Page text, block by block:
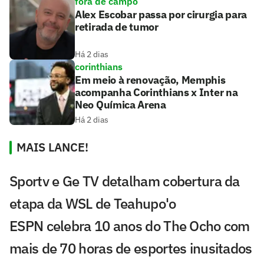
Alex Escobar passa por cirurgia para
retirada de tumor
Há 2 dias
corinthians
Em meio à renovação, Memphis
acompanha Corinthians x Inter na
Neo Química Arena
Há 2 dias
MAIS LANCE!
Sportv e Ge TV detalham cobertura da
etapa da WSL de Teahupo'o
ESPN celebra 10 anos do The Ocho com
mais de 70 horas de esportes inusitados